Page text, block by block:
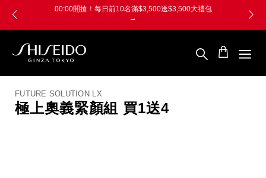
00:00開搶！每日前10名滿$3,500送$3,500大禮包
→
資
堂
國
際
FUTURE SOLUTION LX
極上奧義緊顏組 買1送4